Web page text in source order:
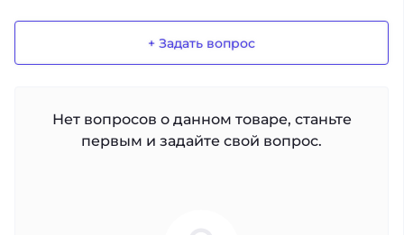
+ Задать вопрос
Нет вопросов о данном товаре, станьте
первым и задайте свой вопрос.